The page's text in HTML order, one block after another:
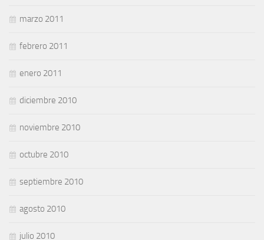
marzo 2011
febrero 2011
enero 2011
diciembre 2010
noviembre 2010
octubre 2010
septiembre 2010
agosto 2010
julio 2010